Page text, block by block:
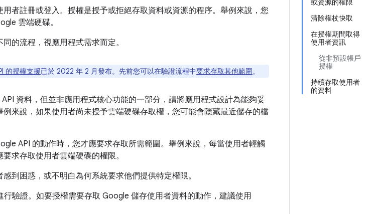
或資源的權限
清除權杖快取
在授權期間取得
使用者資訊
從非預設帳戶
授權
持續存取使用者
的資料
者註冊或登入。授權是授予或拒絕存取資料或資源的程序。舉例來說，您
雲端硬碟。
的流程，視應用程式需求而定。
的授權支援已於 2022 年 2 月發布。先前您可以在驗證流程中要求存取其他範圍。
資料，但並非應用程式核心功能的一部分，請將應用程式設計為能夠妥
來說，如果使用者尚未授予雲端硬碟存取權，您可能會隱藏最近儲存的檔
API 的動作時，您才應要求存取所需範圍。舉例來說，每當使用者輕觸
求存取使用者雲端硬碟的權限。
到困惑，或不明白為何系統要求他們提供特定權限。
行驗證。如要授權需要存取 Google 儲存使用者資料的動作，建議使用